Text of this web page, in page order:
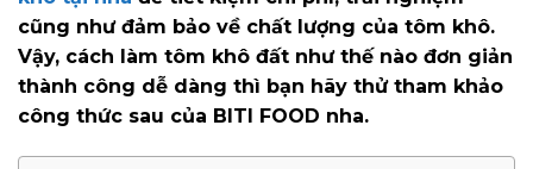
cũng như đảm bảo về chất lượng của tôm khô.
Vậy, cách làm tôm khô đất như thế nào đơn giản
thành công dễ dàng thì bạn hãy thử tham khảo
công thức sau của BITI FOOD nha.